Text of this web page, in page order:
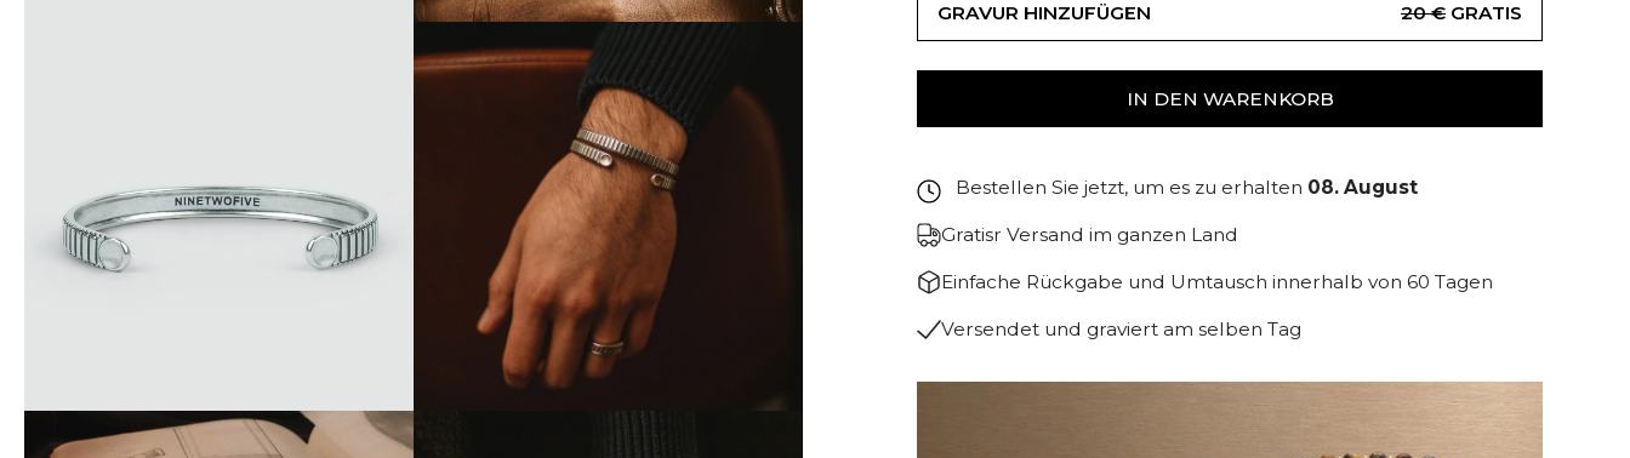
GRAVUR HINZUFÜGEN 20 € GRATIS
IN DEN WARENKORB
Bestellen Sie jetzt, um es zu erhalten 08. August
Gratisr Versand im ganzen Land
Einfache Rückgabe und Umtausch innerhalb von 60 Tagen
Versendet und graviert am selben Tag